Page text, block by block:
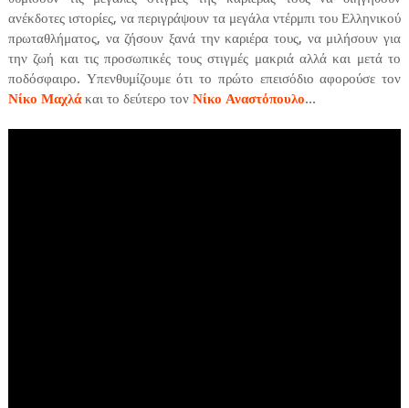
ανέκδοτες ιστορίες, να περιγράψουν τα μεγάλα ντέρμπι του Ελληνικού
πρωταθλήματος, να ζήσουν ξανά την καριέρα τους, να μιλήσουν για
την ζωή και τις προσωπικές τους στιγμές μακριά αλλά και μετά το
ποδόσφαιρο. Υπενθυμίζουμε ότι το πρώτο επεισόδιο αφορούσε τον
Νίκο Μαχλάκαι το δεύτερο τον Νίκο Αναστόπουλο...